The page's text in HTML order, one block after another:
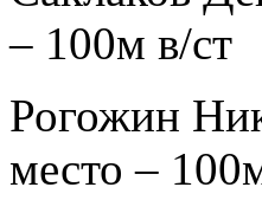
– 100м в/ст
Рогожин
место –